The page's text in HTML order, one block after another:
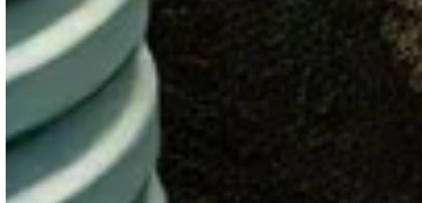
Fonctionnement d'une fosse septique
Le fonctionnement d'une fosse septique repose sur un principe de décantation et
bactéries anaérobies. Ce processus permet de liquéfier les déchets et de réduire
Les étapes du traitement
Arrivée des eaux usées :
Les eaux-vannes pénètrent dans la fosse par un
Dépôt des solides :Les matières solides se déposent au fond, formant des
Fermentation :
Les bactéries décomposent les déchets solides en un
Sortie :L'effluent traité s'écoule vers un système d'épuration (champ
Dimensionnement et construction d'une fosse